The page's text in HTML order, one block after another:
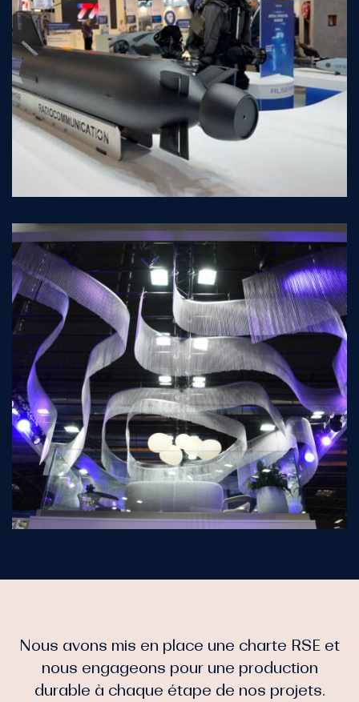
Nous avons mis en place une charte RSE et
nous engageons pour une production
durable à chaque étape de nos projets.